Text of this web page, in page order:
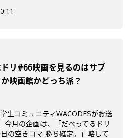
リ#66映画を見るのはサブ
映画館かどっち派？
生コミュニティWACODESがお送
今月の企画は、「だべってるドリ
の空きコマ 勝ち確定。」略して